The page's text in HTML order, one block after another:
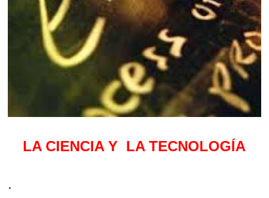
LA CIENCIA Y LA TECNOLOGÍA
.